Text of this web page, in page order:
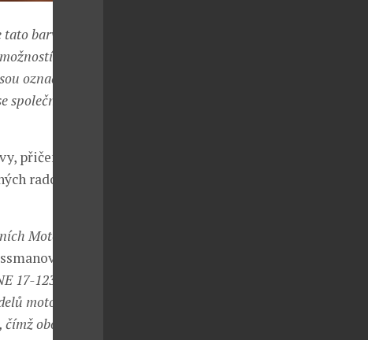
barva je
na
označení
přičemž
radostí
Motorola,
17-1230
motorola
obohacuje